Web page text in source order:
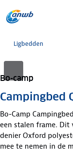
Ligbedden
Bo-camp
Campingbed
Bo-Camp
een stalen frame. Dit
denier Oxford
mee te nemen in de